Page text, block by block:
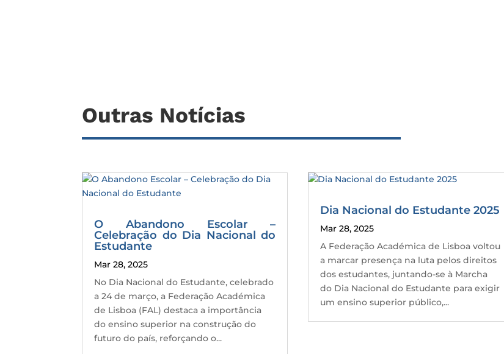
Outras Notícias
O Abandono Escolar –
Celebração do Dia Nacional do
Estudante
Mar 28, 2025
No Dia Nacional do Estudante, celebrado
a 24 de março, a Federação Académica
de Lisboa (FAL) destaca a importância
do ensino superior na construção do
futuro do país, reforçando o...
Dia Nacional do Estudante 2025
Mar 28, 2025
A Federação Académica de Lisboa voltou
a marcar presença na luta pelos direitos
dos estudantes, juntando-se à Marcha
do Dia Nacional do Estudante para exigir
um ensino superior público,...